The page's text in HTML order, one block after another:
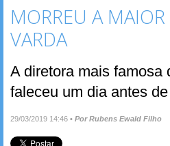
MORREU A
VARDA
A diretora mais
faleceu um dia antes
29/03/2019 14:46 • Por Rubens Ewald Filho